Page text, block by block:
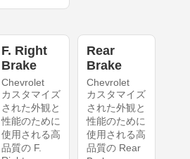
F. Right
Brake
Chevrolet
カスタマイズ
された外観と
性能のために
使用される高
品質の F.
Rear
Brake
Chevrolet
カスタマイズ
された外観と
性能のために
使用される高
品質の Rear